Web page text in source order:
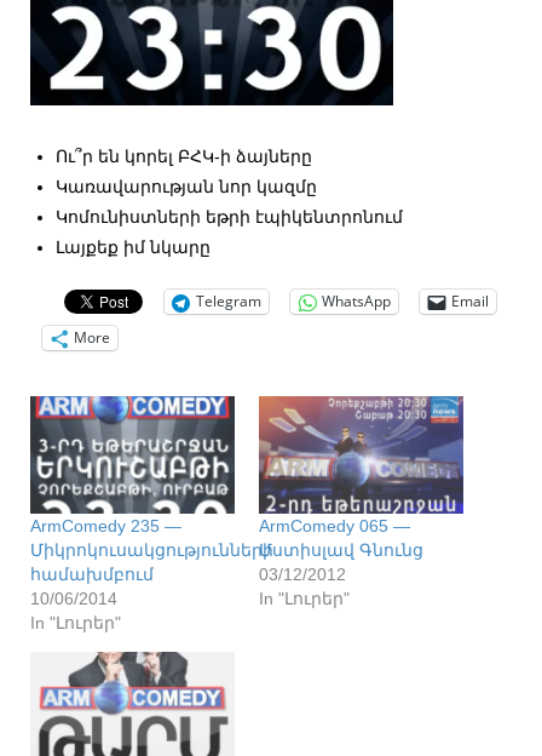
Ու՞ր են կորել ԲՀԿ-ի ձայները
Կառավարության նոր կազմը
Կոմունիստների եթրի էպիկենտրոնում
Լայքեք իմ նկարը
Telegram WhatsApp
Email
More
ArmComedy 235 —
Միկրոկուսակցությունների
համախմբում
10/06/2014
In "Լուրեր"
ArmComedy 065 —
Մստիսլավ Գնունց
03/12/2012
In "Լուրեր"